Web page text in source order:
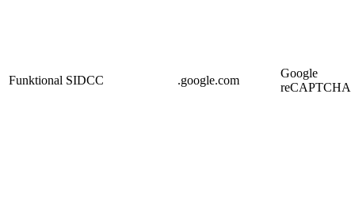
Funktional SIDCC .google.com
Google
reCAPTCHA